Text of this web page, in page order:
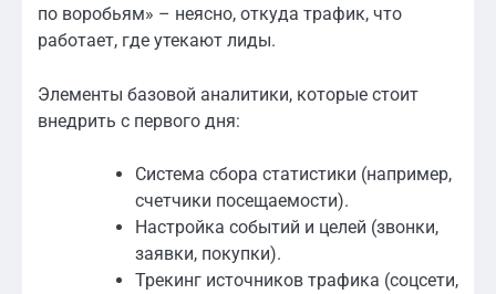
по воробьям» – неясно, откуда трафик, что
работает, где утекают лиды.
Элементы базовой аналитики, которые стоит
внедрить с первого дня:
Система сбора статистики (например,
счетчики посещаемости).
Настройка событий и целей (звонки,
заявки, покупки).
Трекинг источников трафика (соцсети,